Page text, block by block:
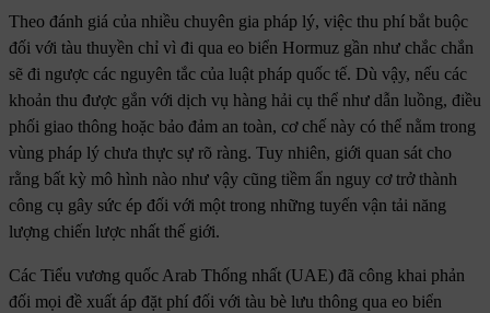
Theo đánh giá của nhiều chuyên gia pháp lý, việc thu phí bắt buộc
đối với tàu thuyền chỉ vì đi qua eo biển Hormuz gần như chắc chắn
sẽ đi ngược các nguyên tắc của luật pháp quốc tế. Dù vậy, nếu các
khoản thu được gắn với dịch vụ hàng hải cụ thể như dẫn luồng, điều
phối giao thông hoặc bảo đảm an toàn, cơ chế này có thể nằm trong
vùng pháp lý chưa thực sự rõ ràng. Tuy nhiên, giới quan sát cho
rằng bất kỳ mô hình nào như vậy cũng tiềm ẩn nguy cơ trở thành
công cụ gây sức ép đối với một trong những tuyến vận tải năng
lượng chiến lược nhất thế giới.
Các Tiểu vương quốc Arab Thống nhất (UAE) đã công khai phản
đối mọi đề xuất áp đặt phí đối với tàu bè lưu thông qua eo biển